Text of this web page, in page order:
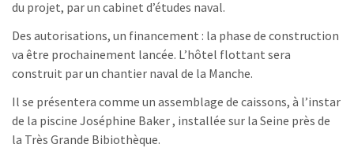
du projet, par un cabinet d’études naval.
Des autorisations, un financement : la phase de construction
va être prochainement lancée. L’hôtel flottant sera
construit par un chantier naval de la Manche.
Il se présentera comme un assemblage de caissons, à l’instar
de la piscine Joséphine Baker , installée sur la Seine près de
la Très Grande Bibiothèque.